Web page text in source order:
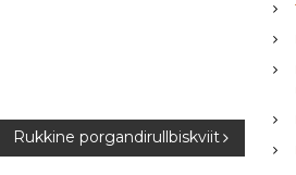
Rukkine porgandirullbiskviit